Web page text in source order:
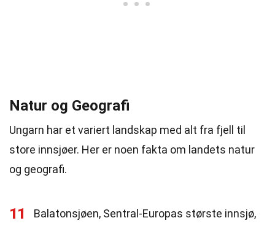
Natur og Geografi
Ungarn har et variert landskap med alt fra fjell til
store innsjøer. Her er noen fakta om landets natur
og geografi.
11
Balatonsjøen, Sentral-Europas største innsjø,